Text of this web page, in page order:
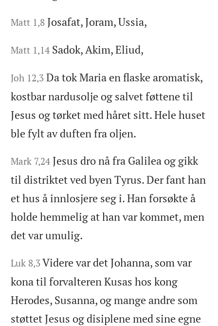
Matt 1,8 Josafat, Joram, Ussia,
Matt 1,14 Sadok, Akim, Eliud,
Joh 12,3 Da tok Maria en flaske aromatisk,
kostbar nardusolje og salvet føttene til
Jesus og tørket med håret sitt. Hele huset
ble fylt av duften fra oljen.
Mark 7,24 Jesus dro nå fra Galilea og gikk
til distriktet ved byen Tyrus. Der fant han
et hus å innlosjere seg i. Han forsøkte å
holde hemmelig at han var kommet, men
det var umulig.
Luk 8,3Videre var det Johanna, som var
kona til forvalteren Kusas hos kong
Herodes, Susanna, og mange andre som
støttet Jesus og disiplene med sine egne